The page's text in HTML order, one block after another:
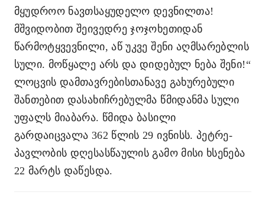
მყუდროო ნავთსაყუდელო დევნილთა!
მშვიდობით შეივედრე ჯოჯოხეთიდან
წარმოტყვევნილი, აწ უკვე შენი აღმსარებლის
სული. მოწყალე არს და დიდებულ ნება შენი!“
ლოცვის დამთავრებისთანავე გახურებული
შანთებით დასახიჩრებულმა წმიდანმა სული
უფალს მიაბარა. წმიდა ბასილი
გარდაიცვალა 362 წლის 29 ივნისს. პეტრე-
პავლობის დღესასწაულის გამო მისი ხსენება
22 მარტს დაწესდა.